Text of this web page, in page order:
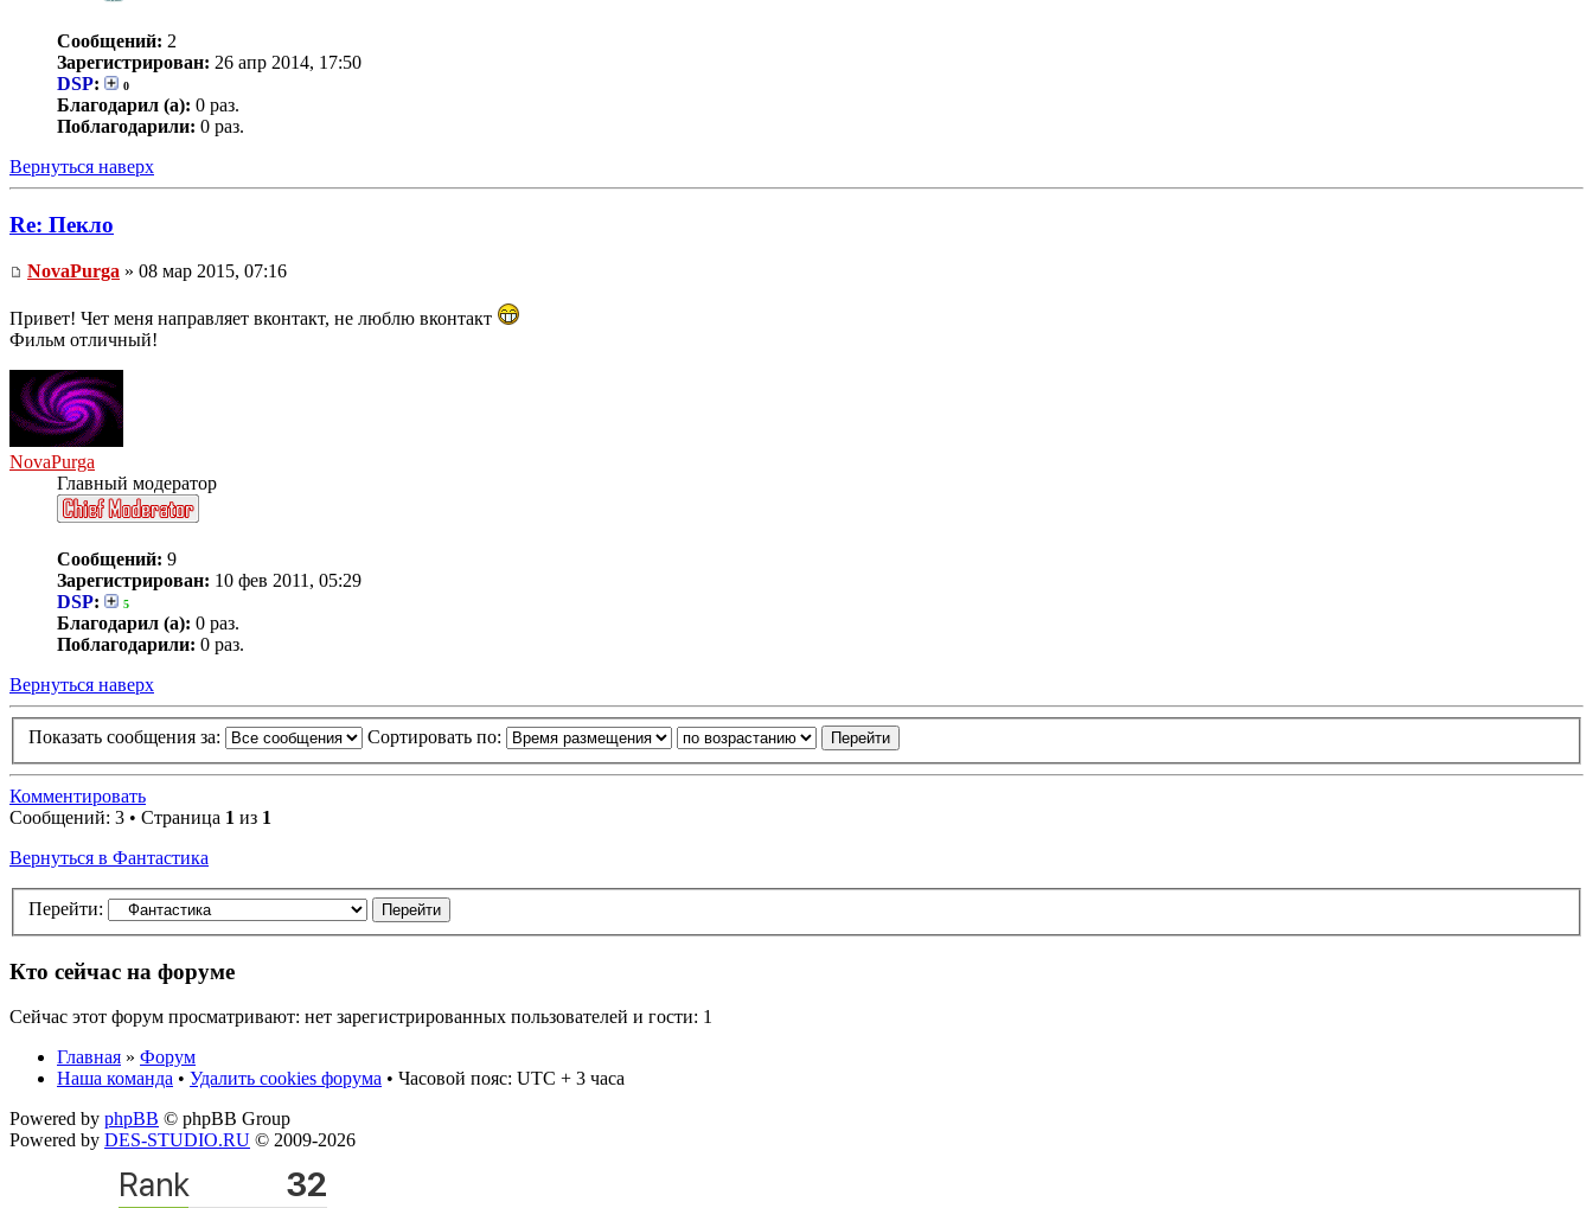
Сообщений: 2
Зарегистрирован: 26 апр 2014, 17:50
DSP: 0
Благодарил (а): 0 раз.
Поблагодарили: 0 раз.
Вернуться наверх
Re: Пекло
NovaPurga » 08 мар 2015, 07:16
Привет! Чет меня направляет вконтакт, не люблю вконтакт
Фильм отличный!
NovaPurga
Главный модератор
Сообщений: 9
Зарегистрирован: 10 фев 2011, 05:29
DSP: 5
Благодарил (а): 0 раз.
Поблагодарили: 0 раз.
Вернуться наверх
Показать сообщения за: Сортировать по:
Комментировать
Сообщений: 3 • Страница 1 из 1
Вернуться в Фантастика
Перейти:
Кто сейчас на форуме
Сейчас этот форум просматривают: нет зарегистрированных пользователей и гости: 1
Главная » Форум
Наша команда • Удалить cookies форума • Часовой пояс: UTC + 3 часа
Powered by phpBB © phpBB Group
Powered by DES-STUDIO.RU © 2009-2026